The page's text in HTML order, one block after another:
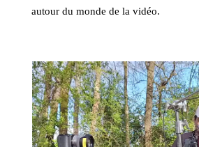
autour du monde de la vidéo.